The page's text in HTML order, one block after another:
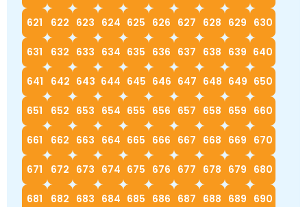
621 622 623 624 625 626 627 628 629 630
631 632 633 634 635 636 637 638 639 640
641 642 643 644 645 646 647 648 649 650
651 652 653 654 655 656 657 658 659 660
661 662 663 664 665 666 667 668 669 670
671 672 673 674 675 676 677 678 679 680
681 682 683 684 685 686 687 688 689 690